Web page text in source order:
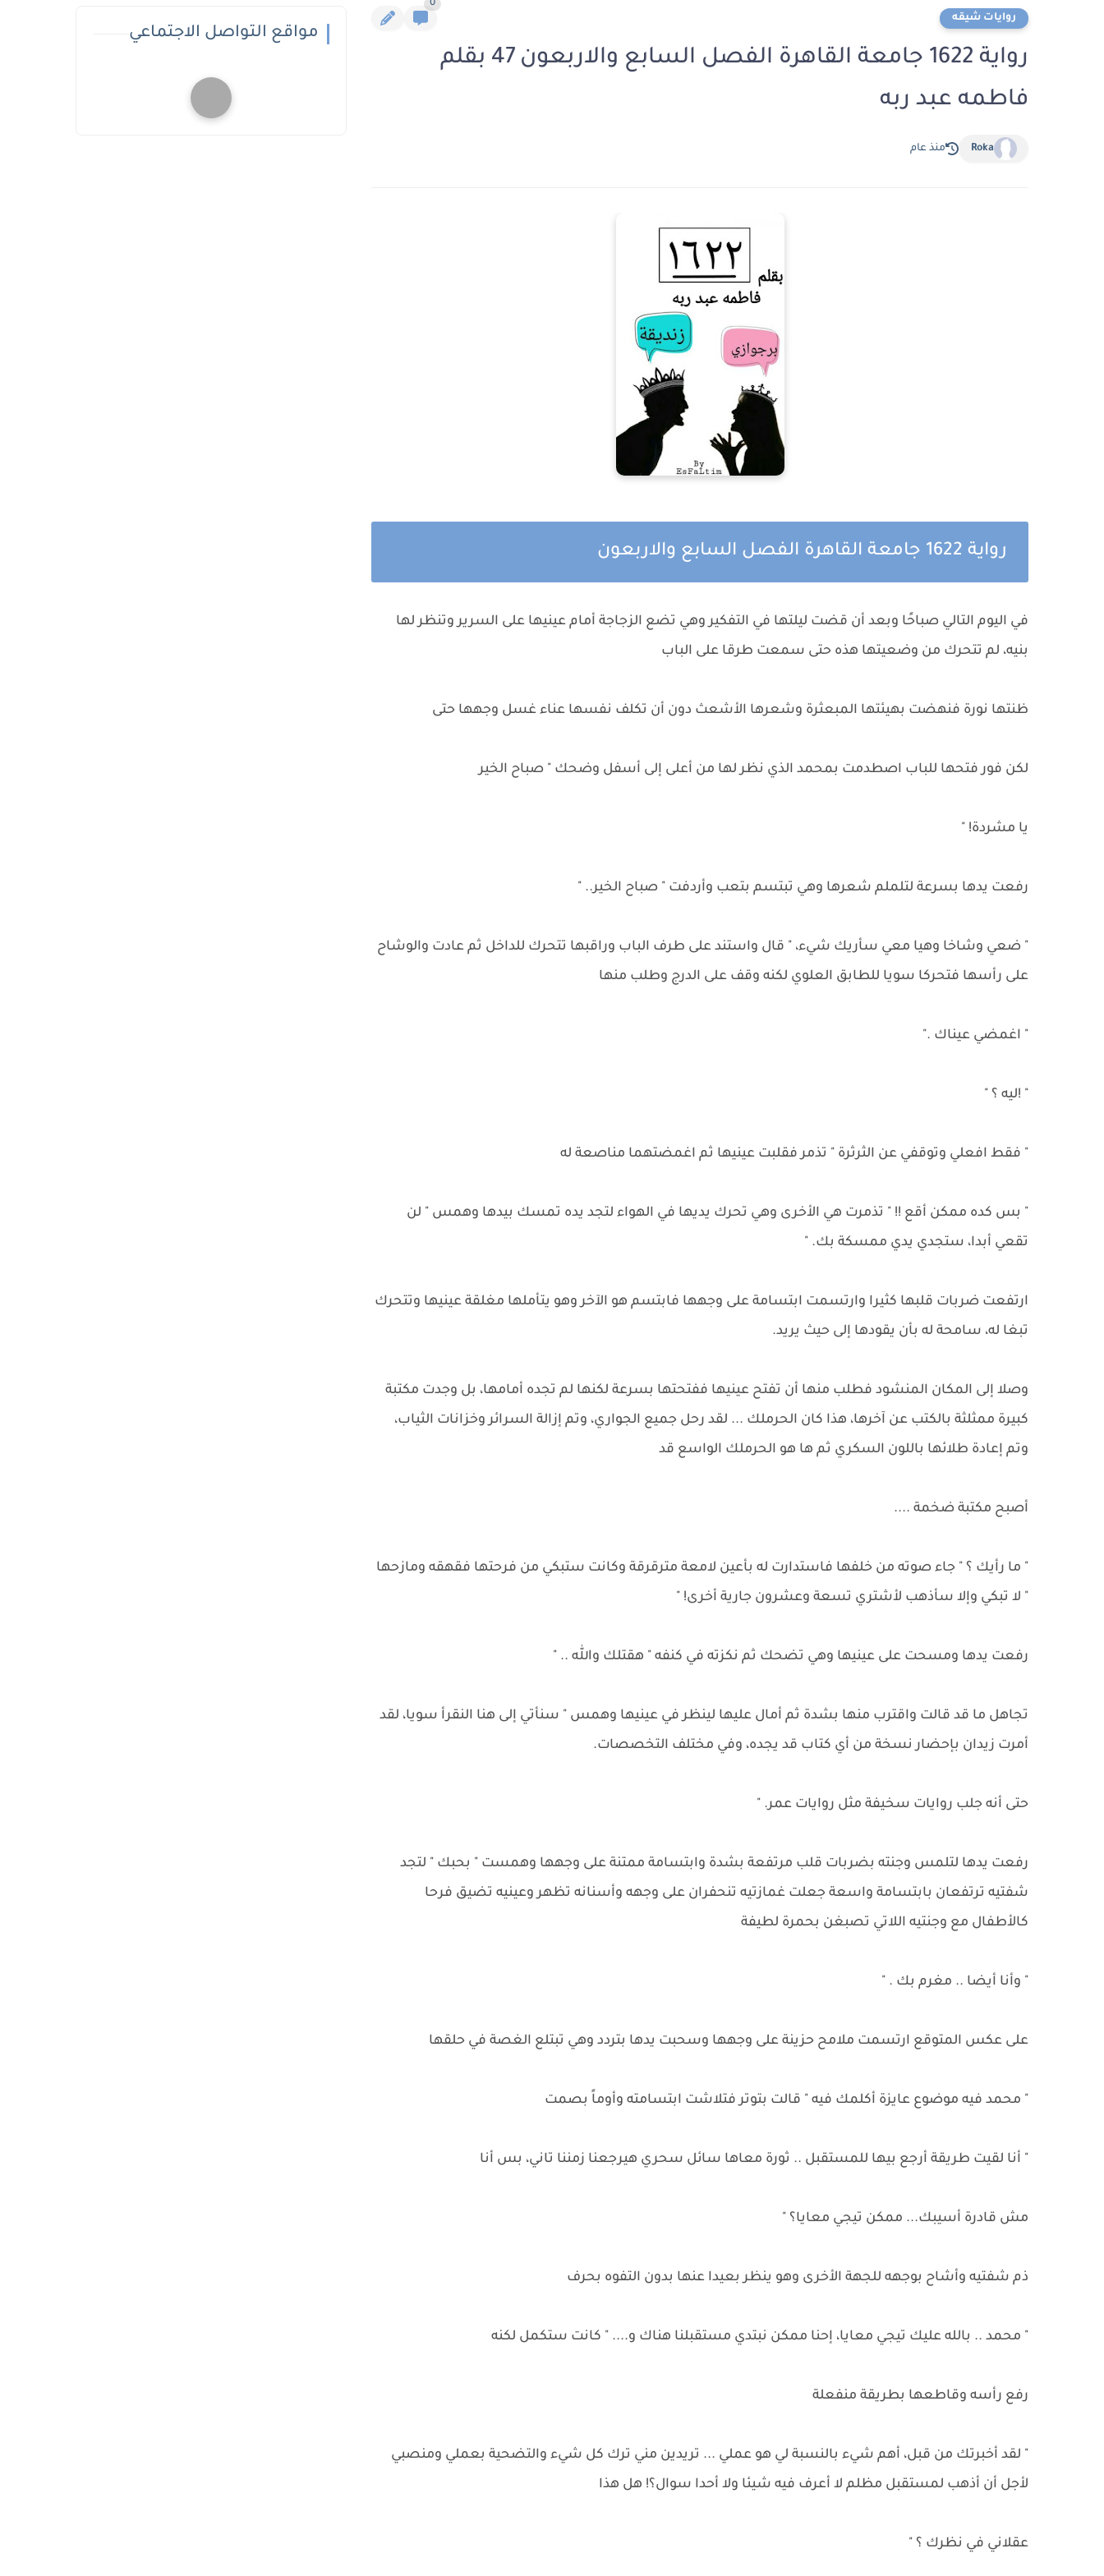
روايات شيقه
0
رواية 1622 جامعة القاهرة الفصل السابع والاربعون 47 بقلم
فاطمه عبد ربه
Roka منذ عام
رواية 1622 جامعة القاهرة الفصل السابع والاربعون
في اليوم التالي صباحًا وبعد أن قضت ليلتها في التفكير وهي تضع الزجاجة أمام عينيها على السرير وتنظر لها
بنيه، لم تتحرك من وضعيتها هذه حتى سمعت طرقا على الباب
ظنتها نورة فنهضت بهيئتها المبعثرة وشعرها الأشعث دون أن تكلف نفسها عناء غسل وجهها حتى
لكن فور فتحها للباب اصطدمت بمحمد الذي نظر لها من أعلى إلى أسفل وضحك " صباح الخير
يا مشردة! "
رفعت يدها بسرعة لتلملم شعرها وهي تبتسم بتعب وأردفت " صباح الخير.. "
" ضعي وشاخا وهيا معي سأريك شيء، " قال واستند على طرف الباب وراقبها تتحرك للداخل ثم عادت والوشاح
على رأسها فتحركا سويا للطابق العلوي لكنه وقف على الدرج وطلب منها
" اغمضي عيناك ."
" !ليه ؟ "
" فقط افعلي وتوقفي عن الثرثرة " تذمر فقلبت عينيها ثم اغمضتهما مناصعة له
" بس كده ممكن أقع !! " تذمرت هي الأخرى وهي تحرك يديها في الهواء لتجد يده تمسك بيدها وهمس " لن
تقعي أبدا، ستجدي يدي ممسكة بك. "
ارتفعت ضربات قلبها كثيرا وارتسمت ابتسامة على وجهها فابتسم هو الآخر وهو يتأملها مغلقة عينيها وتتحرك
تبغا له، سامحة له بأن يقودها إلى حيث يريد.
وصلا إلى المكان المنشود فطلب منها أن تفتح عينيها ففتحتها بسرعة لكنها لم تجده أمامها، بل وجدت مكتبة
كبيرة ممثلثة بالكتب عن آخرها، هذا كان الحرملك ... لقد رحل جميع الجواري، وتم إزالة السرائر وخزانات الثياب،
وتم إعادة طلائها باللون السكري ثم ها هو الحرملك الواسع قد
أصبح مكتبة ضخمة ....
" ما رأيك ؟ " جاء صوته من خلفها فاستدارت له بأعين لامعة مترقرقة وكانت ستبكي من فرحتها فقهقه ومازحها
" لا تبكي وإلا سأذهب لأشتري تسعة وعشرون جارية أخرى! "
رفعت يدها ومسحت على عينيها وهي تضحك ثم نكزته في كنفه " هقتلك والله .. "
تجاهل ما قد قالت واقترب منها بشدة ثم أمال عليها لينظر في عينيها وهمس " سنأتي إلى هنا النقرأ سويا، لقد
أمرت زيدان بإحضار نسخة من أي كتاب قد يجده، وفي مختلف التخصصات.
حتى أنه جلب روايات سخيفة مثل روايات عمر. "
رفعت يدها لتلمس وجنته بضربات قلب مرتفعة بشدة وابتسامة ممتنة على وجهها وهمست " بحبك " لتجد
شفتيه ترتفعان بابتسامة واسعة جعلت غمازتيه تنحفران على وجهه وأسنانه تظهر وعينيه تضيق فرحا
كالأطفال مع وجنتيه اللاتي تصبغن بحمرة لطيفة
" وأنا أيضا .. مغرم بك . "
على عكس المتوقع ارتسمت ملامح حزينة على وجهها وسحبت يدها بتردد وهي تبتلع الغصة في حلقها
" محمد فيه موضوع عايزة أكلمك فيه " قالت بتوتر فتلاشت ابتسامته وأوماً بصمت
" أنا لقيت طريقة أرجع بيها للمستقبل .. ثورة معاها سائل سحري هيرجعنا زمننا تاني، بس أنا
مش قادرة أسيبك... ممكن تيجي معايا؟ "
ذم شفتيه وأشاح بوجهه للجهة الأخرى وهو ينظر بعيدا عنها بدون التفوه بحرف
" محمد .. بالله عليك تيجي معايا، إحنا ممكن نبتدي مستقبلنا هناك و.... " كانت ستكمل لكنه
رفع رأسه وقاطعها بطريقة منفعلة
" لقد أخبرتك من قبل، أهم شيء بالنسبة لي هو عملي ... تريدين مني ترك كل شيء والتضحية بعملي ومنصبي
لأجل أن أذهب لمستقبل مظلم لا أعرف فيه شيئا ولا أحدا سوال؟! هل هذا
عقلاني في نظرك ؟ "
مواقع التواصل الاجتماعي